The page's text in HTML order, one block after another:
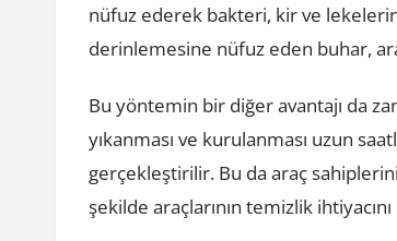
nüfuz ederek bakteri, kir ve
derinlemesine nüfuz eden buhar,
Bu yöntemin bir diğer avantajı da
yıkanması ve kurulanması uzun
gerçekleştirilir. Bu da araç
şekilde araçlarının temizlik ihtiyacını